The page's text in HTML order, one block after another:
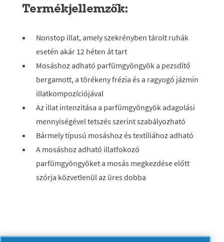
Termékjellemzők:
Nonstop illat, amely szekrényben tárolt ruhák
esetén akár 12 héten át tart
Mosáshoz adható parfümgyöngyök a pezsdítő
bergamott, a törékeny frézia és a ragyogó jázmin
illatkompozíciójával
Az illat intenzitása a parfümgyöngyök adagolási
mennyiségével tetszés szerint szabályozható
Bármely típusú mosáshoz és textíliához adható
A mosáshoz adható illatfokozó
parfümgyöngyöket a mosás megkezdése előtt
szórja közvetlenül az üres dobba